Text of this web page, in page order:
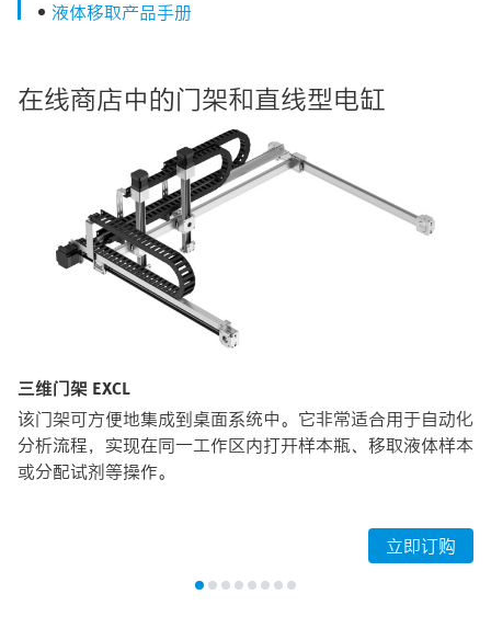
液体移取产品手册
在线商店中的门架和直线型电缸
三维门架 EXCL
该门架可方便地集成到桌面系统中。它非常适合用于自动化
分析流程，实现在同一工作区内打开样本瓶、移取液体样本
或分配试剂等操作。
立即订购